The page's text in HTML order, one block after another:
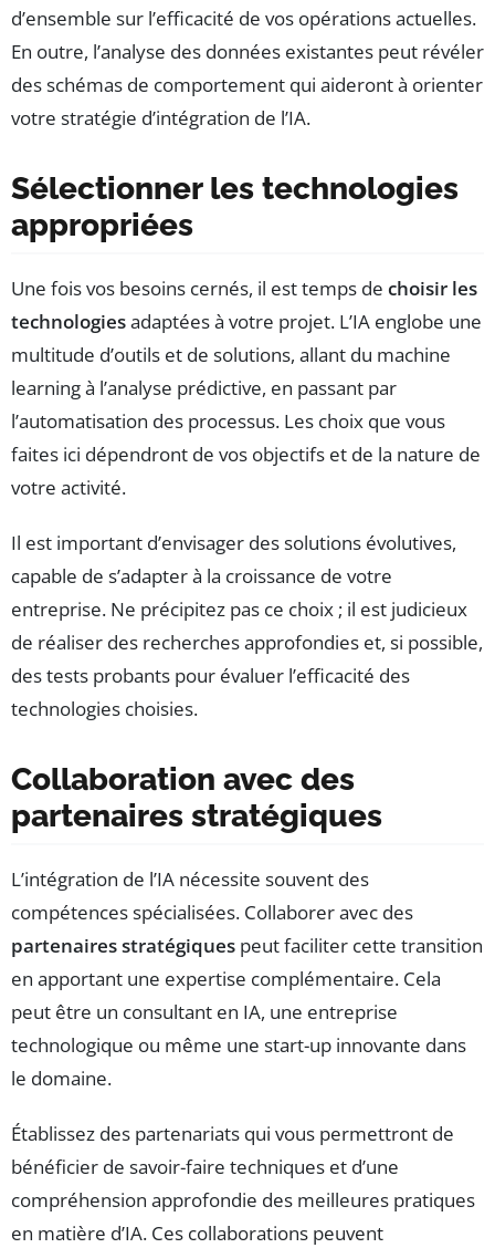
d’ensemble sur l’efficacité de vos opérations actuelles.
En outre, l’analyse des données existantes peut révéler
des schémas de comportement qui aideront à orienter
votre stratégie d’intégration de l’IA.
Sélectionner les technologies
appropriées
Une fois vos besoins cernés, il est temps de choisir les
technologiesadaptées à votre projet. L’IA englobe une
multitude d’outils et de solutions, allant du machine
learning à l’analyse prédictive, en passant par
l’automatisation des processus. Les choix que vous
faites ici dépendront de vos objectifs et de la nature de
votre activité.
Il est important d’envisager des solutions évolutives,
capable de s’adapter à la croissance de votre
entreprise. Ne précipitez pas ce choix ; il est judicieux
de réaliser des recherches approfondies et, si possible,
des tests probants pour évaluer l’efficacité des
technologies choisies.
Collaboration avec des
partenaires stratégiques
L’intégration de l’IA nécessite souvent des
compétences spécialisées. Collaborer avec des
partenaires stratégiques peut faciliter cette transition
en apportant une expertise complémentaire. Cela
peut être un consultant en IA, une entreprise
technologique ou même une start-up innovante dans
le domaine.
Établissez des partenariats qui vous permettront de
bénéficier de savoir-faire techniques et d’une
compréhension approfondie des meilleures pratiques
en matière d’IA. Ces collaborations peuvent